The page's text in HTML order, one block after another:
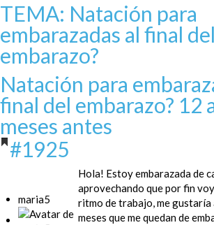
TEMA: Natación para
embarazadas al final del
embarazo?
Natación para
final del embarazo? 12
meses antes
#1925
maria5
Hola! Estoy embarazada de
aprovechando que por fin
ritmo de trabajo, me gustaría
meses que me quedan de